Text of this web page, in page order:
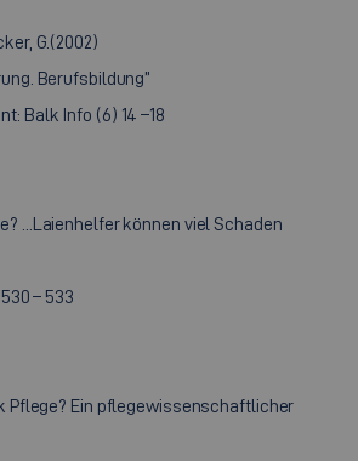
G.(2002)
Berufsbildung”
Balk Info (6) 14 –18
...Laienhelfer können viel Schaden
– 533
Pflege? Ein pflegewissenschaftlicher